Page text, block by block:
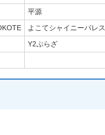
平源
よこてシャイニーパレス
Y2ぷらざ